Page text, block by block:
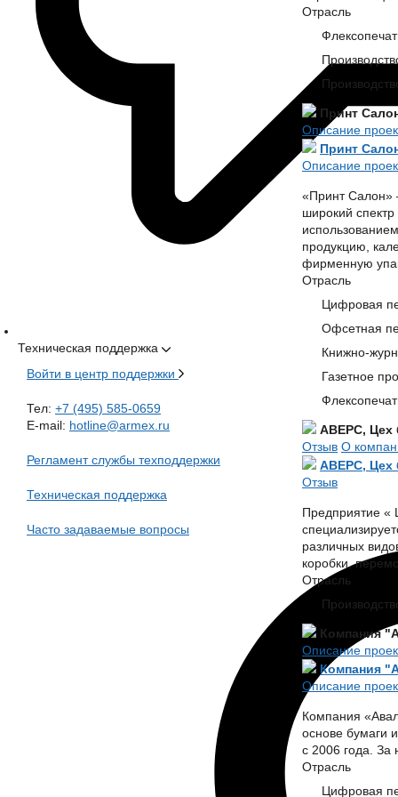
Техническая поддержка
Войти в центр поддержки
Тел: +7 (495) 585-0659
E-mail: hotline@armex.ru
Регламент службы техподдержки
Техническая поддержка
Часто задаваемые вопросы
Отрасль
Принт
Описание
Принт
Описание
«Принт Салон»
широкий
продукцию,
фирменную
Отрасль
Цифровая
Офсетная
Книжно-
Газетное
АВЕРС, Цех
Отзыв О
АВЕРС, Цех
Отзыв
Предприятие «
различных
коробки,
Отрасль
Компания
Описание
Компания
Описание
Компания
основе бумаги
с 2006 года. За
Отрасль
Цифровая